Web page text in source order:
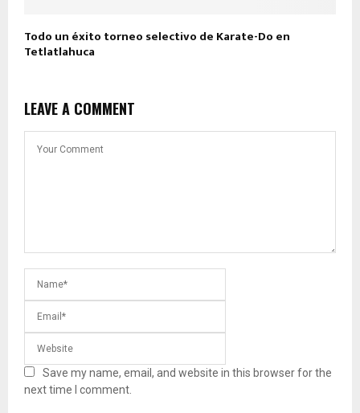
Todo un éxito torneo selectivo de Karate-Do en
Tetlatlahuca
LEAVE A COMMENT
Save my name, email, and website in this browser for the
next time I comment.